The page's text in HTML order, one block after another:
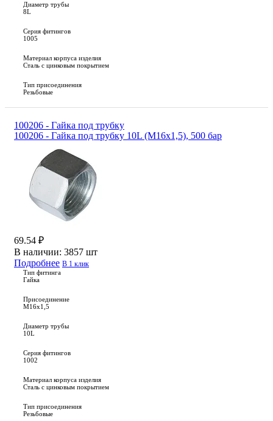
Диаметр трубы
8L
Серия фитингов
1005
Материал корпуса изделия
Сталь с цинковым покрытием
Тип присоединения
Резьбовые
100206 - Гайка под трубку
100206 - Гайка под трубку 10L (М16х1,5), 500 бар
69.54 ₽
В наличии: 3857 шт
Подробнее В 1 клик
Тип фитинга
Гайка
Присоединение
M16x1,5
Диаметр трубы
10L
Серия фитингов
1002
Материал корпуса изделия
Сталь с цинковым покрытием
Тип присоединения
Резьбовые